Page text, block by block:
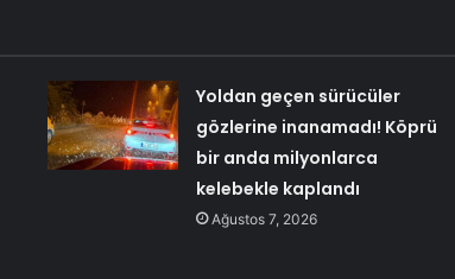
Yoldan geçen sürücüler
gözlerine inanamadı! Köprü
bir anda milyonlarca
kelebekle kaplandı
Ağustos 7, 2026